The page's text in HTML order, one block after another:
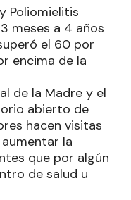
Poliomielitis
meses a 4 años
el 60 por
encima de la
de la Madre y el
abierto de
hacen visitas
la
que por algún
de salud u